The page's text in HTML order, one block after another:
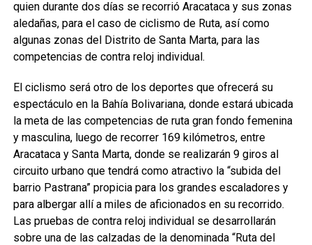
quien durante dos días se recorrió Aracataca y sus zonas
aledañas, para el caso de ciclismo de Ruta, así como
algunas zonas del Distrito de Santa Marta, para las
competencias de contra reloj individual.
El ciclismo será otro de los deportes que ofrecerá su
espectáculo en la Bahía Bolivariana, donde estará ubicada
la meta de las competencias de ruta gran fondo femenina
y masculina, luego de recorrer 169 kilómetros, entre
Aracataca y Santa Marta, donde se realizarán 9 giros al
circuito urbano que tendrá como atractivo la “subida del
barrio Pastrana” propicia para los grandes escaladores y
para albergar allí a miles de aficionados en su recorrido.
Las pruebas de contra reloj individual se desarrollarán
sobre una de las calzadas de la denominada “Ruta del